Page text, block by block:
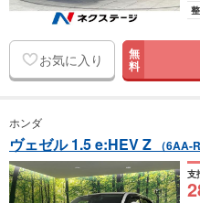
お気に入り 無
料
ホンダ
ヴェゼル 1.5 e:HEV Z （6AA-
支